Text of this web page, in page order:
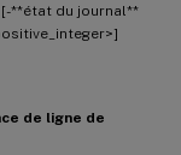
[-**état du journal**
de ligne de